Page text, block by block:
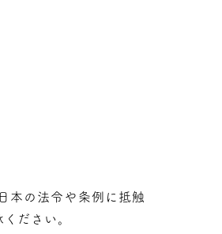
本の法令や条例に抵触
ださい。